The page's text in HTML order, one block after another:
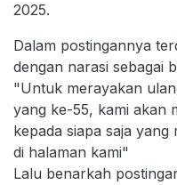
2025.
Dalam postingannya
dengan narasi sebagai
"Untuk merayakan
yang ke-55, kami akan
kepada siapa saja
di halaman kami"
Lalu benarkah